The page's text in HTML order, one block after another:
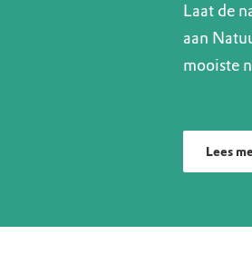
Laat de
aan
mooiste
Lees